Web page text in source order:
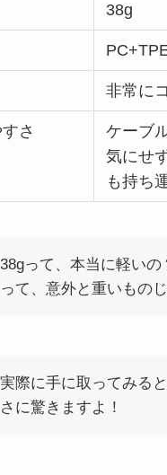
38g
非常に
さ
ケーブ
気にせ
も持ち
38gって、本当に軽いの
って、意外と重いもの
実際に手に取ってみる
さに驚きますよ！